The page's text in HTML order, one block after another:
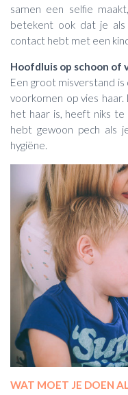
samen een selfie
betekent ook dat je als
contact hebt met een
Hoofdluis op schoon of
Een groot misverstand
voorkomen op vies
het haar is, heeft niks te
hebt gewoon pech als
hygiëne.
WAT MOET JE DOEN